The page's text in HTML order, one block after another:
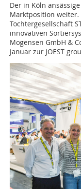
Der in Köln
Marktposition
Tochtergesellschaft
innovativen
Mogensen GmbH &
Januar zur JOEST